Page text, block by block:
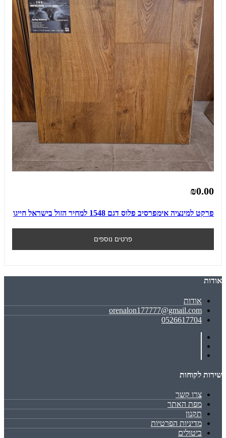
₪0.00
פרקט למינציה אימפרסיב פלוס דגם 1548 למחיר הזול בישראל חייגו
פרטים נוספים
אודות
אודות
orenalon177777@gmail.com
0526617704
שירות לקוחות
צרו קשר
מפת האתר
תקנון
מדיניות הפרטיות
ביטולים